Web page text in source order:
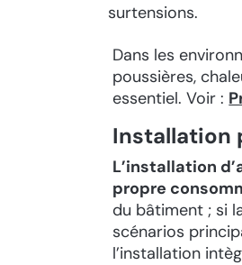
surtensions.
Dans les
poussières,
essentiel. Voir :
Installation
L’installation
propre
du bâtiment ; si
scénarios
l’installation